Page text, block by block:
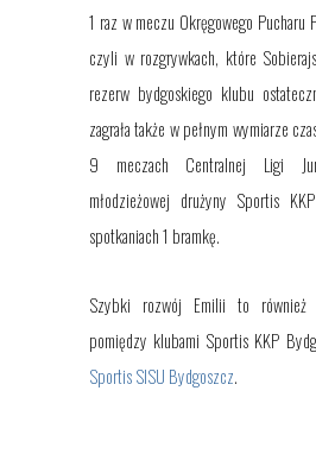
1 raz w meczu Okręgowego Pucharu
czyli w rozgrywkach, które
rezerw bydgoskiego klubu
zagrała także w pełnym wymiarze
9 meczach Centralnej Ligi
młodzieżowej drużyny Sportis
spotkaniach 1 bramkę.
Szybki rozwój Emilii to również
pomiędzy klubami Sportis KKP
Sportis SISU Bydgoszcz.